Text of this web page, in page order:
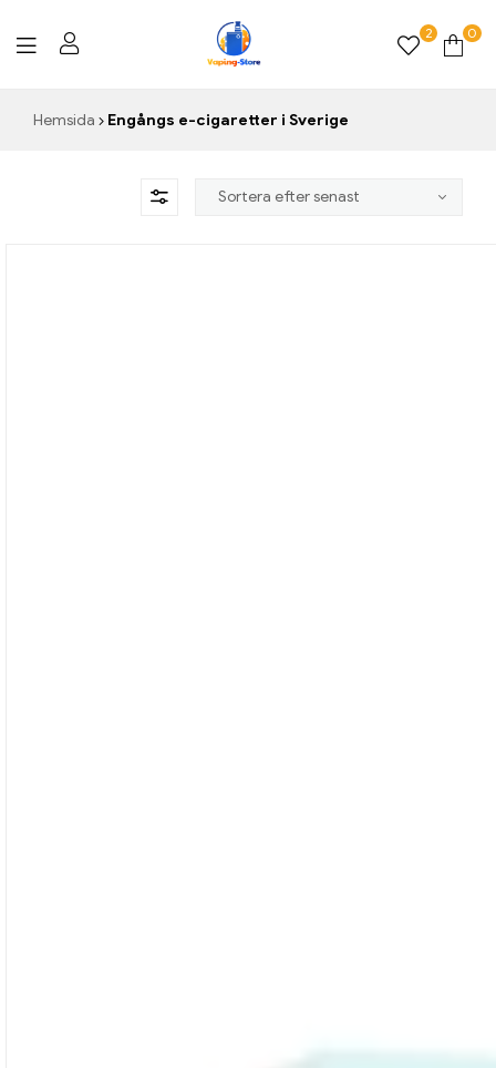
2 0
Hemsida Engångs e-cigaretter i Sverige